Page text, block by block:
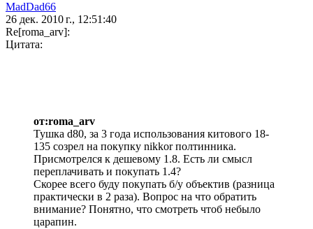
MadDad66
26 дек. 2010 г., 12:51:40
Re[roma_arv]:
Цитата:
от:roma_arv
Тушка d80, за 3 года использования китового 18-
135 созрел на покупку nikkor полтинника.
Присмотрелся к дешевому 1.8. Есть ли смысл
переплачивать и покупать 1.4?
Скорее всего буду покупать б/у объектив (разница
практически в 2 раза). Вопрос на что обратить
внимание? Понятно, что смотреть чтоб небыло
царапин.